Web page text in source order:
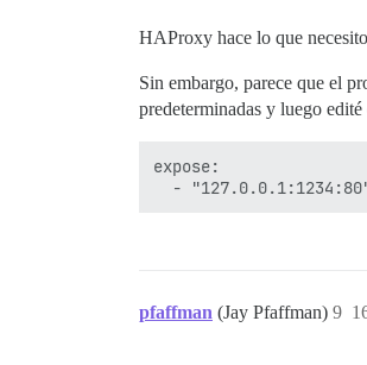
HAProxy hace lo que
Sin embargo, parece que el
predeterminadas y luego
expose:
pfaffman (Jay Pfaffman) 9